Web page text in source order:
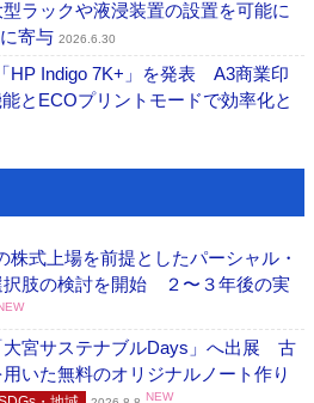
ラックや液浸装置の設置を可能に
寄与 2026.6.30
HP Indigo 7K+」を発表 A3商業印
とECOプリントモードで効率化と
式上場を前提としたパーシャル・
択肢の検討を開始 ２〜３年後の実
宮サステナブルDays」へ出展 古
いた無料のオリジナルノート作り
NEW